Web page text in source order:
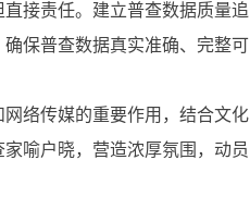
接责任。建立普查数据质量追
保普查数据真实准确、完整可
络传媒的重要作用，结合文化
喻户晓，营造浓厚氛围，动员